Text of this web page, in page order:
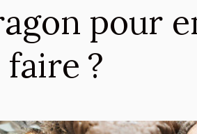
pour
?